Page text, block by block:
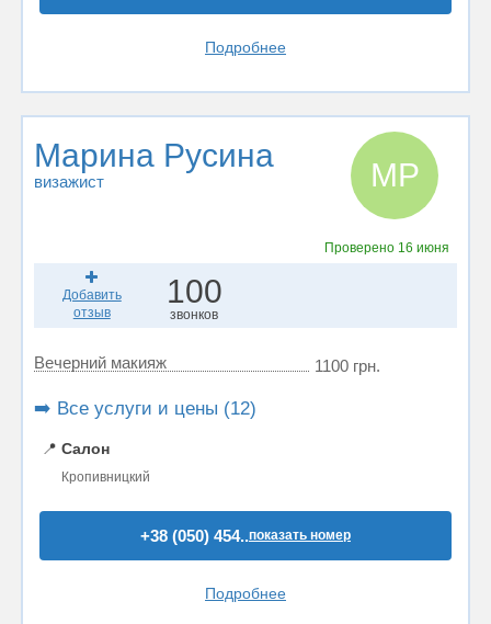
Подробнее
Марина Русина
визажист МР
Проверено 16 июня
Добавить
отзыв
100
звонков
Вечерний макияж 1100 грн.
➡️ Все услуги и цены (12)
📍 Салон
Кропивницкий
+38 (050) 454..показать номер
Подробнее